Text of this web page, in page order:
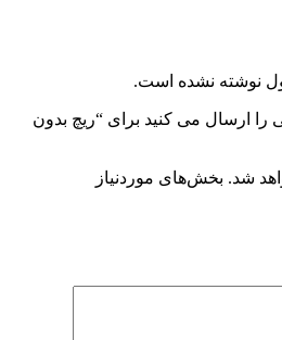
نوشته نشده است.
را ارسال می کنید برای “ریچ بدون
شد. بخش‌های موردنیاز